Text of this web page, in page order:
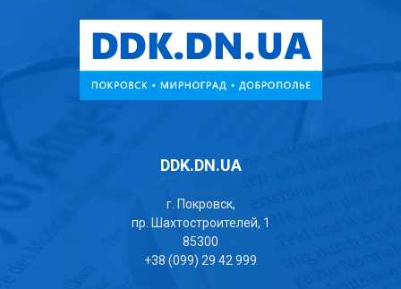
DDK.DN.UA
г. Покровск,
пр. Шахтостроителей, 1
85300
+38 (099) 29 42 999